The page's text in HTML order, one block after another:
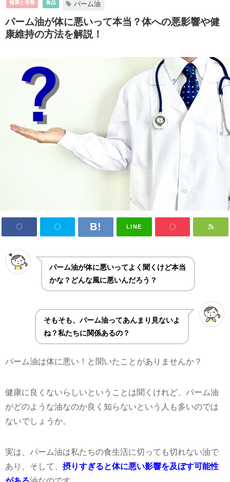
健康と栄養 食品 パーム油
パーム油が体に悪いって本当？体への悪影響や健
康維持の方法を解説！
LINE
パーム油が体に悪いってよく聞くけど本当
かな？どんな風に悪いんだろう？
そもそも、パーム油ってあんまり見ないよ
ね？私たちに関係あるの？
パーム油は体に悪い！と聞いたことがありませんか？
健康に良くないらしいということは聞くけれど、パーム油
がどのような油なのか良く知らないという人も多いのでは
ないでしょうか。
実は、パーム油は私たちの食生活に切っても切れない油で
あり、そして、 摂りすぎると体に悪い影響を及ぼす可能性